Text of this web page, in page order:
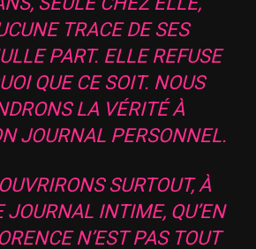
TRACE DE SES
PART. ELLE REFUSE
QUE CE SOIT. NOUS
LA VÉRITÉ À
JOURNAL PERSONNEL.
SURTOUT, À
JOURNAL INTIME, QU’EN
N’EST PAS TOUT